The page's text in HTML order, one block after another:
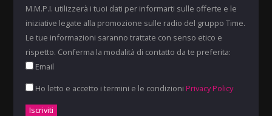
M.M.P.I. utilizzerà i tuoi dati per informarti sulle offerte e le
iniziative legate alla promozione sulle radio del gruppo Time.
Le tue informazioni saranno trattate con senso etico e
rispetto. Conferma la modalità di contatto da te preferita:
Email
Ho letto e accetto i termini e le condizioni Privacy Policy